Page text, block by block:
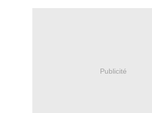
Publicité